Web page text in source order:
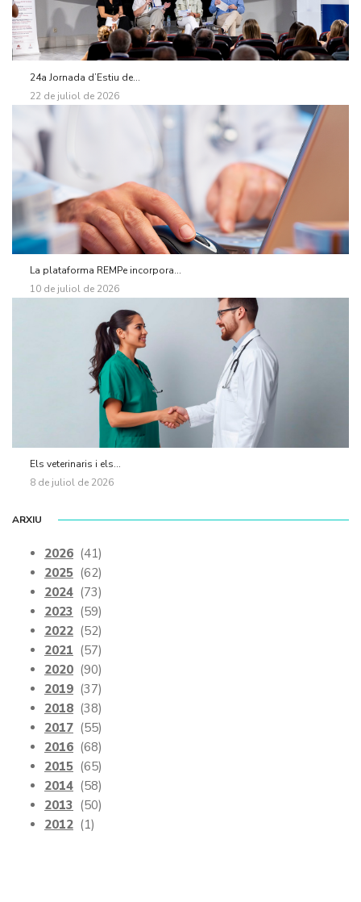
24a Jornada d’Estiu de...
22 de juliol de 2026
La plataforma REMPe incorpora...
10 de juliol de 2026
Els veterinaris i els...
8 de juliol de 2026
ARXIU
2026 (41)
2025 (62)
2024 (73)
2023 (59)
2022 (52)
2021 (57)
2020 (90)
2019 (37)
2018 (38)
2017 (55)
2016 (68)
2015 (65)
2014 (58)
2013 (50)
2012 (1)